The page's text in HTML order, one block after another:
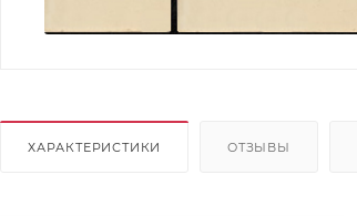
ХАРАКТЕРИСТИКИ ОТЗЫВЫ